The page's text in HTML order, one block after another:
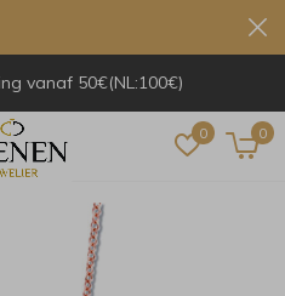
0 0
vanaf 50€(NL:100€)